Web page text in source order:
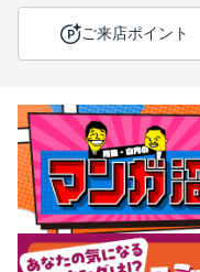
ご来店ポイント